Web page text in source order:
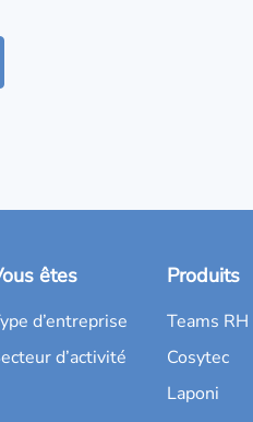
êtes
d’entreprise
d’activité
Produits
Teams RH
Cosytec
Laponi